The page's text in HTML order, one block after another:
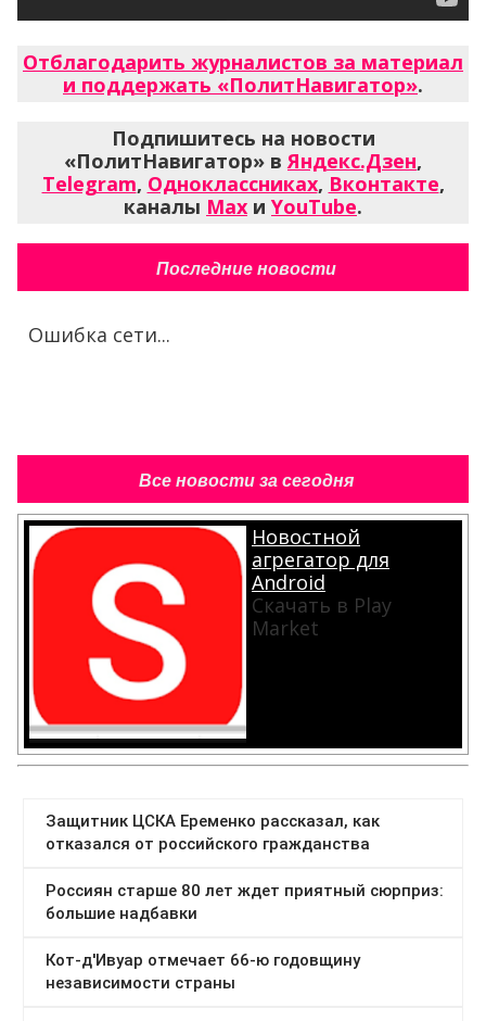
Отблагодарить журналистов за материал
и поддержать «ПолитНавигатор».
Подпишитесь на новости
«ПолитНавигатор» в Яндекс.Дзен,
Telegram, Одноклассниках, Вконтакте,
каналы Max и YouTube.
Последние новости
Ошибка сети...
Все новости за сегодня
Новостной
агрегатор для
Android
Скачать в Play
Market